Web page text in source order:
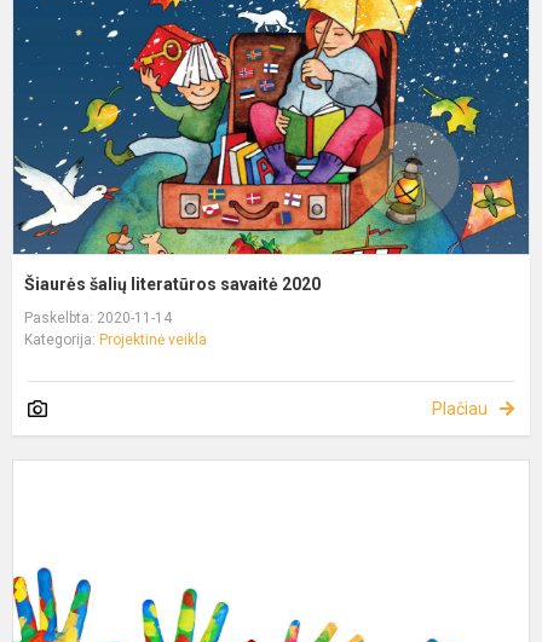
Šiaurės šalių literatūros savaitė 2020
Paskelbta: 2020-11-14
Kategorija: Projektinė veikla
Plačiau